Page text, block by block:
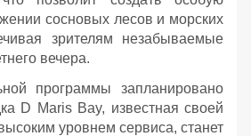
сосновых лесов и морских
зрителям незабываемые
вечера.
программы запланировано
D Maris Bay, известная своей
уровнем сервиса, станет